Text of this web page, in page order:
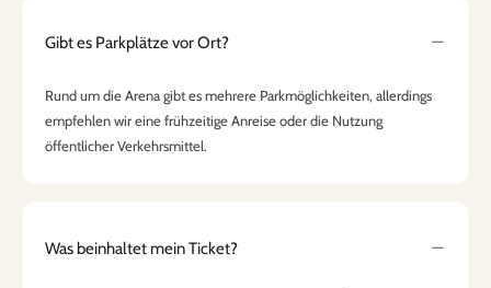
Gibt es Parkplätze vor Ort?
Rund um die Arena gibt es mehrere Parkmöglichkeiten, allerdings
empfehlen wir eine frühzeitige Anreise oder die Nutzung
öffentlicher Verkehrsmittel.
Was beinhaltet mein Ticket?